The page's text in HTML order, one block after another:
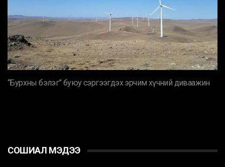
“Бурхны бэлэг” буюу сэргээгдэх эрчим хүчний диваажин
СОШИАЛ МЭДЭЭ